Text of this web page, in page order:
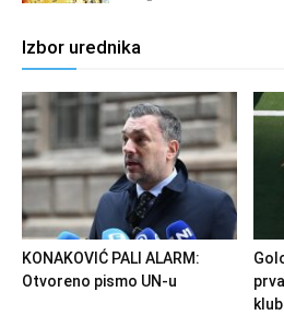
Izbor urednika
KONAKOVIĆ PALI ALARM:
Otvoreno pismo UN-u